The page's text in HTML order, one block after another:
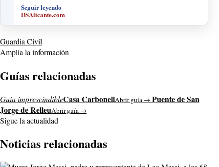
Seguir leyendo
DSAlicante.com
Guardia Civil
Amplía la información
Guías relacionadas
Guía imprescindibleCasa CarbonellAbrir guía → Puente de San
Jorge de RelleuAbrir guía →
Sigue la actualidad
Noticias relacionadas